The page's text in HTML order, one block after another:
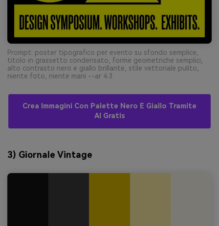
Prompt: poster tipografico per evento su sfondo semplice,
titolo in grassetto condensato, forme geometriche semplici,
alto contrasto nero e giallo brillante, stile vettoriale pulito,
niente foto, niente mani --ar 4:3
Crea Immagini Con Palette Nero E Giallo Tramite
AI Gratis
3) Giornale Vintage